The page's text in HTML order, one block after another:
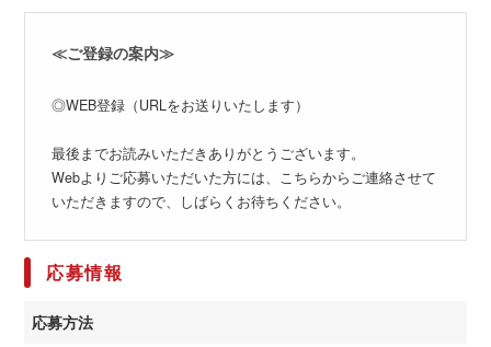
≪ご登録の案内≫
◎WEB登録（URLをお送りいたします）
最後までお読みいただきありがとうございます。
Webよりご応募いただいた方には、こちらからご連絡させて
いただきますので、しばらくお待ちください。
応募情報
応募方法